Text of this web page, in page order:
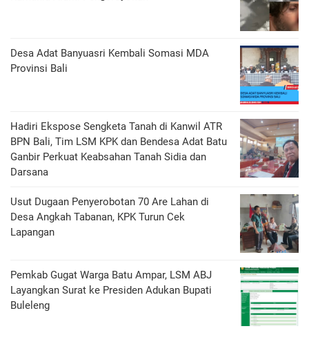
Desa Adat Banyuasri Kembali Somasi MDA
Provinsi Bali
Hadiri Ekspose Sengketa Tanah di Kanwil ATR
BPN Bali, Tim LSM KPK dan Bendesa Adat Batu
Ganbir Perkuat Keabsahan Tanah Sidia dan
Darsana
Usut Dugaan Penyerobotan 70 Are Lahan di
Desa Angkah Tabanan, KPK Turun Cek
Lapangan
Pemkab Gugat Warga Batu Ampar, LSM ABJ
Layangkan Surat ke Presiden Adukan Bupati
Buleleng